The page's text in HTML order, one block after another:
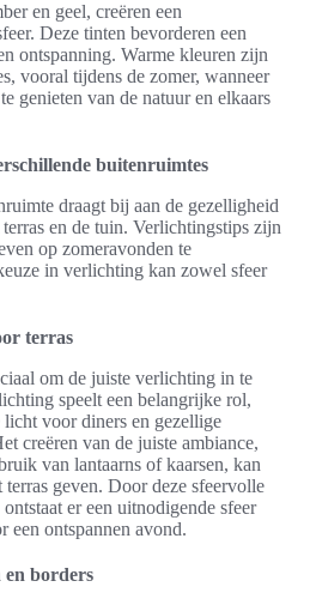
en geel, creëren een
Deze tinten bevorderen een
ontspanning. Warme kleuren zijn
vooral tijdens de zomer, wanneer
genieten van de natuur en elkaars
buitenruimtes
draagt bij aan de gezelligheid
en de tuin. Verlichtingstips zijn
op zomeravonden te
in verlichting kan zowel sfeer
terras
om de juiste verlichting in te
speelt een belangrijke rol,
voor diners en gezellige
creëren van de juiste ambiance,
van lantaarns of kaarsen, kan
terras geven. Door deze sfeervolle
er een uitnodigende sfeer
een ontspannen avond.
borders